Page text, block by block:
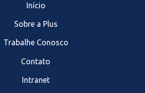
Início
Sobre a Plus
Trabalhe Conosco
Contato
Intranet